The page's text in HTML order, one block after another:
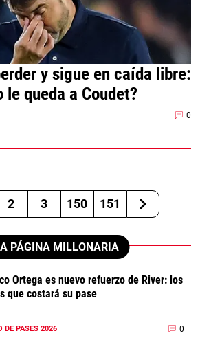
y sigue en caída libre:
queda a Coudet?
0
2 3 150 151
PÁGINA MILLONARIA
Ortega es nuevo refuerzo de River: los
que costará su pase
DE PASES 2026 0